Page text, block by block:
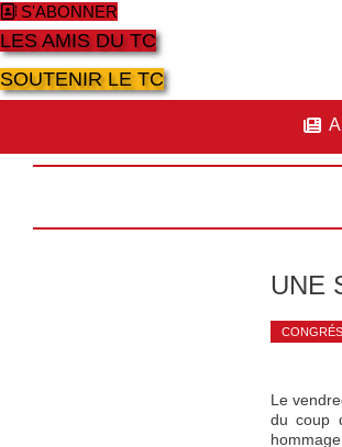
S'ABONNER
LES AMIS DU TC
SOUTENIR LE TC
A
UNE
Le
du coup